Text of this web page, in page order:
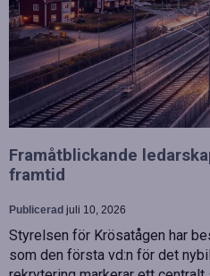
Framåtblickande
framtid
Publicerad juli 10, 2026
Styrelsen för Krösatågen har
som den första vd:n för det